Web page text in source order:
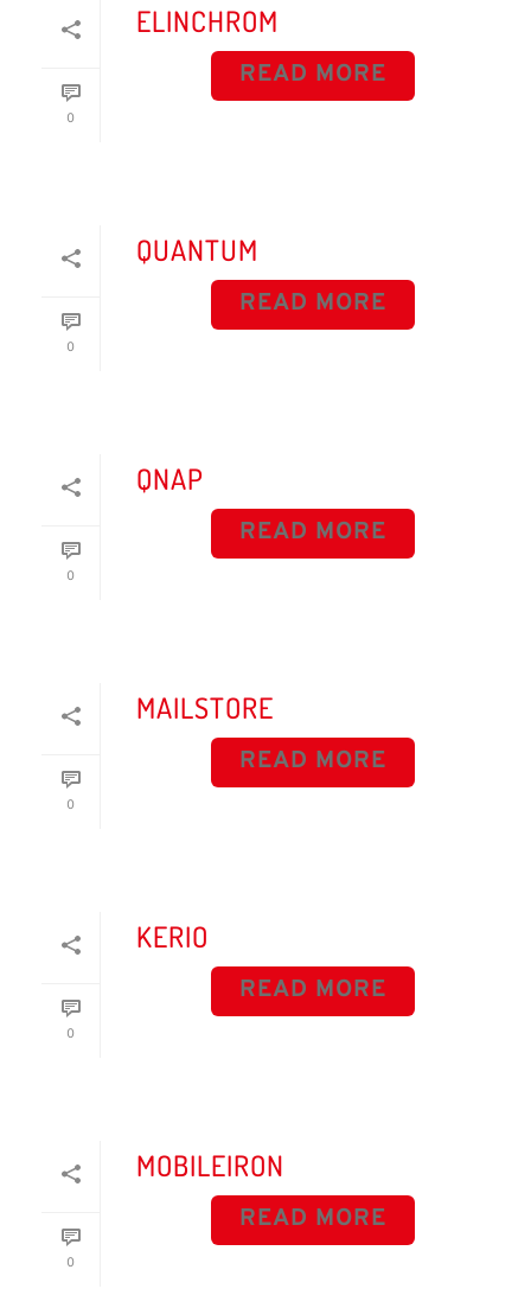
0
ELINCHROM
READ MORE
0
QUANTUM
READ MORE
0
QNAP
READ MORE
0
MAILSTORE
READ MORE
0
KERIO
READ MORE
0
MOBILEIRON
READ MORE